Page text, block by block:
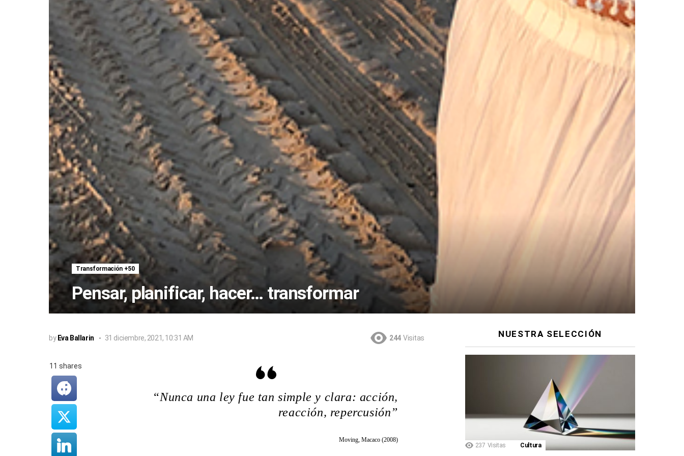
Transformación +50
Pensar, planificar, hacer… transformar
by Eva Ballarin 31 diciembre, 2021, 10:31 AM 244 Visitas
“Nunca una ley fue tan simple y clara: acción,
reacción, repercusión”
Moving, Macaco (2008)
11 shares
NUESTRA SELECCIÓN
237 Visitas Cultura